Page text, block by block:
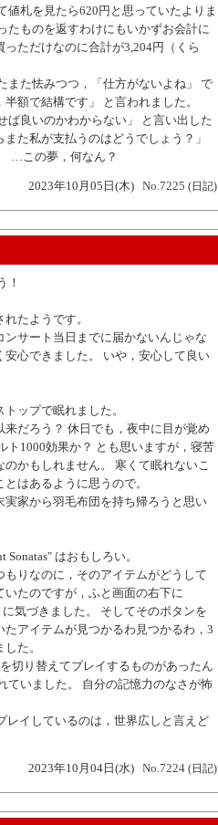
値札を見たら620円と思っていたよりま
たものを返すわけにもいかずお会計に
ただけなのに合計が3,204円（くら
また怯みつつ，「仕方がないよね」 で
額で結構です」 と言われました。
ば良いのかわからない」 と言い出した
た私が支払うのはどうでしょう？」
…この夢，何なん？
2023年10月05日(木) No.7225 (日記)
！
たようです。
サート当日までに届かないんじゃな
心できました。 いや，安心して良い
ップで眠れました。
だろう？ 休日でも，夜中に目が覚め
ト1000効果か？ とも思いますが，寝苦
かもしれません。 寒くて眠れないこ
はあるように思うので。
家から羽毛布団を持ち帰ろうと思い
はおもしろい。
りなのに，そのアイテムがどうして
たのですが，ふと画面の右下に
気づきました。 そしてそのボタンを
アイテムが見つかるわ見つかるわ，3
た。
切り替えてプレイするものがあったん
ていました。 自分の記憶力のなさが怖
レイしているのは，世界広しと言えど
2023年10月04日(水) No.7224 (日記)